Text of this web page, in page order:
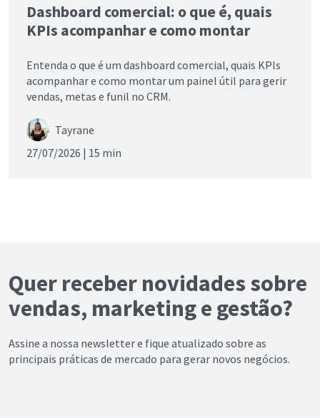
Dashboard comercial: o que é, quais
KPIs acompanhar e como montar
Entenda o que é um dashboard comercial, quais KPIs
acompanhar e como montar um painel útil para gerir
vendas, metas e funil no CRM.
Tayrane
27/07/2026 | 15 min
Quer receber novidades sobre
vendas, marketing e gestão?
Assine a nossa newsletter e fique atualizado sobre as
principais práticas de mercado para gerar novos negócios.